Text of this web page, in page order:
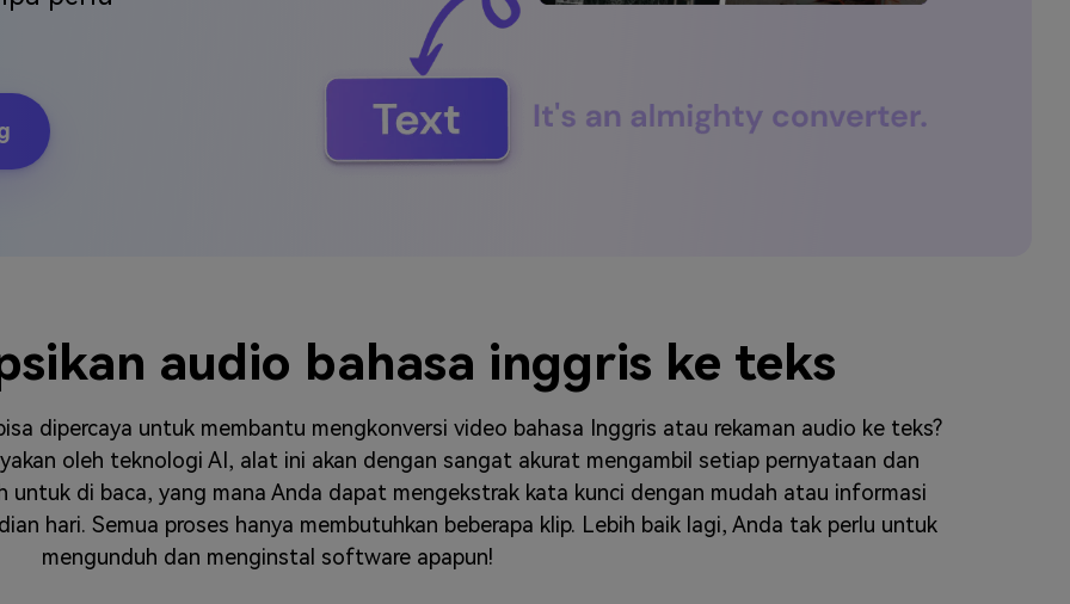
Vidu Runway
Find More Solutions >>
audio bahasa inggris ke teks
dipercaya untuk membantu mengkonversi video bahasa Inggris atau rekaman audio ke teks?
oleh teknologi AI, alat ini akan dengan sangat akurat mengambil setiap pernyataan dan
untuk di baca, yang mana Anda dapat mengekstrak kata kunci dengan mudah atau informasi
hari. Semua proses hanya membutuhkan beberapa klip. Lebih baik lagi, Anda tak perlu untuk
mengunduh dan menginstal software apapun!